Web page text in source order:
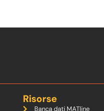
Risorse
Banca dati MATline